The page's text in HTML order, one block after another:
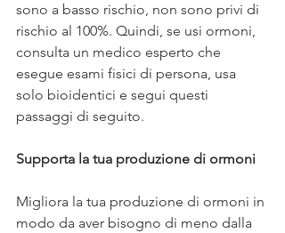
sono a basso rischio, non sono privi di
rischio al 100%. Quindi, se usi ormoni,
consulta un medico esperto che
esegue esami fisici di persona, usa
solo bioidentici e segui questi
passaggi di seguito.
Supporta la tua produzione di ormoni
Migliora la tua produzione di ormoni in
modo da aver bisogno di meno dalla